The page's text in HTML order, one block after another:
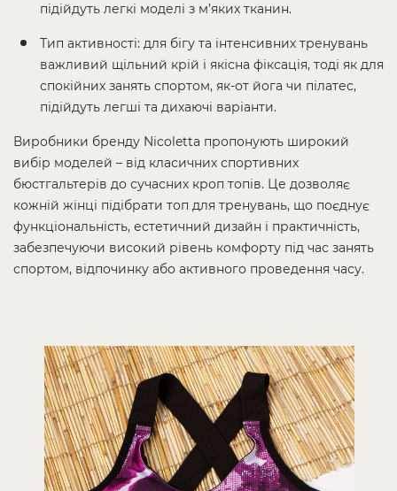
підійдуть легкі моделі з м’яких тканин.
Тип активності: для бігу та інтенсивних тренувань
важливий щільний крій і якісна фіксація, тоді як для
спокійних занять спортом, як-от йога чи пілатес,
підійдуть легші та дихаючі варіанти.
Виробники бренду Nicoletta пропонують широкий
вибір моделей – від класичних спортивних
бюстгальтерів до сучасних кроп топів. Це дозволяє
кожній жінці підібрати топ для тренувань, що поєднує
функціональність, естетичний дизайн і практичність,
забезпечуючи високий рівень комфорту під час занять
спортом, відпочинку або активного проведення часу.